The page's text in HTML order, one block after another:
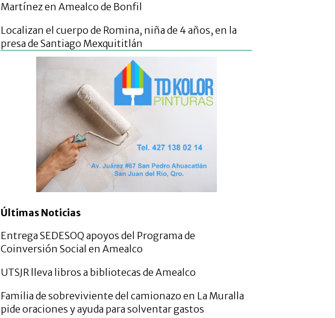
Martínez en Amealco de Bonfil
Localizan el cuerpo de Romina, niña de 4 años, en la
presa de Santiago Mexquititlán
Últimas Noticias
Entrega SEDESOQ apoyos del Programa de
Coinversión Social en Amealco
UTSJR lleva libros a bibliotecas de Amealco
Familia de sobreviviente del camionazo en La Muralla
pide oraciones y ayuda para solventar gastos